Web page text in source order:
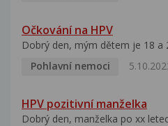
Očkování na HPV
Dobrý den, mým dětem je 18 a
Pohlavní nemoci
HPV pozitivní manželka
Dobrý den, manželka po xx